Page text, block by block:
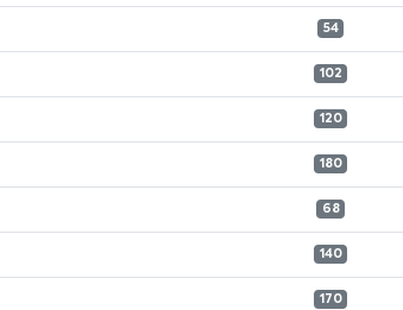
54
102
120
180
68
140
170